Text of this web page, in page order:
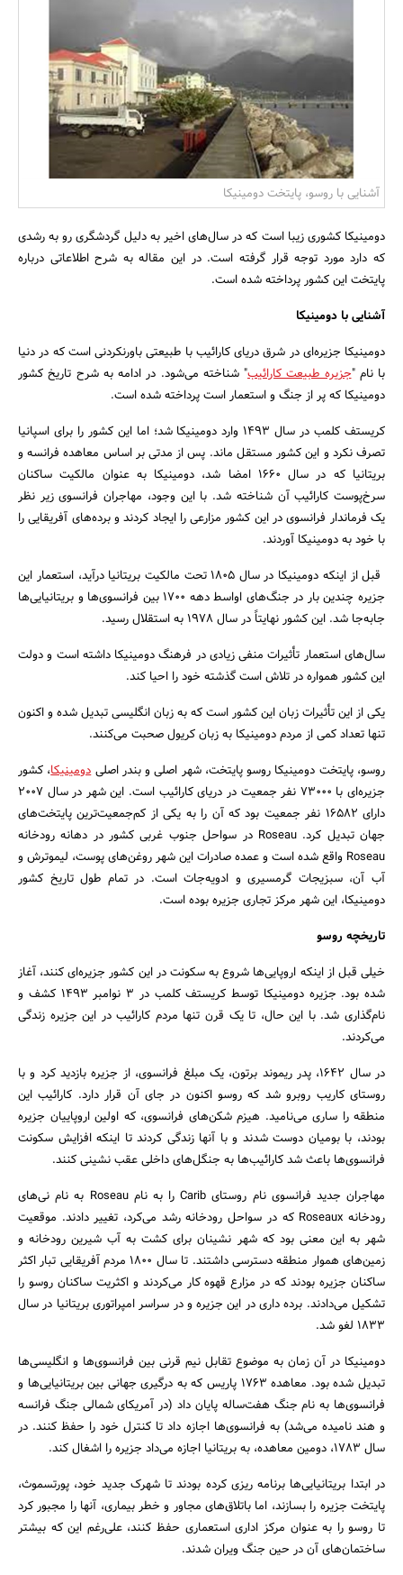
مسکن و ساختمان
جستجو
آشنایی با روسو، پایتخت دومینیکا
دومینیکا کشوری زیبا است که در سال‌های اخیر به دلیل گردشگری رو به رشدی
که دارد مورد توجه قرار گرفته است. در این مقاله به شرح اطلاعاتی درباره
پایتخت این کشور پرداخته شده است.
آشنایی با دومینیکا
دومینیکا جزیره‌ای در شرق دریای کارائیب با طبیعتی باورنکردنی است که در دنیا
با نام "جزیره طبیعت کارائیب" شناخته می‌شود. در ادامه به شرح تاریخ کشور
دومینیکا که پر از جنگ و استعمار است پرداخته شده است.
کریستف کلمب در سال 1493 وارد دومینیکا شد؛ اما این کشور را برای اسپانیا
تصرف نکرد و این کشور مستقل ماند. پس از مدتی بر اساس معاهده فرانسه و
بریتانیا که در سال 1660 امضا شد، دومینیکا به عنوان مالکیت ساکنان
سرخ‌پوست کارائیب آن شناخته شد. با این وجود، مهاجران فرانسوی زیر نظر
یک فرماندار فرانسوی در این کشور مزارعی را ایجاد کردند و برده‌های آفریقایی را
با خود به دومینیکا آوردند.
قبل از اینکه دومینیکا در سال 1805 تحت مالکیت بریتانیا درآید، استعمار این
جزیره چندین بار در جنگ‌های اواسط دهه 1700 بین فرانسوی‌ها و بریتانیایی‌ها
جابه‌جا شد. این کشور نهایتاً در سال 1978 به استقلال رسید.
سال‌های استعمار تأثیرات منفی زیادی در فرهنگ دومینیکا داشته است و دولت
این کشور همواره در تلاش است گذشته خود را احیا کند.
یکی از این تأثیرات زبان این کشور است که به زبان انگلیسی تبدیل شده و اکنون
تنها تعداد کمی از مردم دومینیکا به زبان کریول صحبت می‌کنند.
روسو، پایتخت دومینیکا روسو پایتخت، شهر اصلی و بندر اصلیدومینیکا، کشور
جزیره‌ای با 73000 نفر جمعیت در دریای کارائیب است. این شهر در سال 2007
دارای 16582 نفر جمعیت بود که آن را به یکی از کم‌جمعیت‌ترین پایتخت‌های
جهان تبدیل کرد. Roseau در سواحل جنوب غربی کشور در دهانه رودخانه
Roseau واقع شده است و عمده صادرات این شهر روغن‌های پوست، لیموترش و
آب آن، سبزیجات گرمسیری و ادویه‌جات است. در تمام طول تاریخ کشور
دومینیکا، این شهر مرکز تجاری جزیره بوده است.
تاریخچه روسو
خیلی قبل از اینکه اروپایی‌ها شروع به سکونت در این کشور جزیره‌ای کنند، آغاز
شده بود. جزیره دومینیکا توسط کریستف کلمب در 3 نوامبر 1493 کشف و
نام‌گذاری شد. با این حال، تا یک قرن تنها مردم کارائیب در این جزیره زندگی
می‌کردند.
در سال 1642، پدر ریموند برتون، یک مبلغ فرانسوی، از جزیره بازدید کرد و با
روستای کاریب روبرو شد که روسو اکنون در جای آن قرار دارد. کارائیب این
منطقه را ساری می‌نامید. هیزم شکن‌های فرانسوی، که اولین اروپاییان جزیره
بودند، با بومیان دوست شدند و با آنها زندگی کردند تا اینکه افزایش سکونت
فرانسوی‌ها باعث شد کارائیب‌ها به جنگل‌های داخلی عقب نشینی کنند.
مهاجران جدید فرانسوی نام روستای Carib را به نام Roseau به نام نی‌های
رودخانه Roseaux که در سواحل رودخانه رشد می‌کرد، تغییر دادند. موقعیت
شهر به این معنی بود که شهر نشینان برای کشت به آب شیرین رودخانه و
زمین‌های هموار منطقه دسترسی داشتند. تا سال 1800 مردم آفریقایی تبار اکثر
ساکنان جزیره بودند که در مزارع قهوه کار می‌کردند و اکثریت ساکنان روسو را
تشکیل می‌دادند. برده داری در این جزیره و در سراسر امپراتوری بریتانیا در سال
1833 لغو شد.
دومینیکا در آن زمان به موضوع تقابل نیم قرنی بین فرانسوی‌ها و انگلیسی‌ها
تبدیل شده بود. معاهده 1763 پاریس که به درگیری جهانی بین بریتانیایی‌ها و
فرانسوی‌ها به نام جنگ هفت‌ساله پایان داد (در آمریکای شمالی جنگ فرانسه
و هند نامیده می‌شد) به فرانسوی‌ها اجازه داد تا کنترل خود را حفظ کنند. در
سال 1783، دومین معاهده، به بریتانیا اجازه می‌داد جزیره را اشغال کند.
در ابتدا بریتانیایی‌ها برنامه ریزی کرده بودند تا شهرک جدید خود، پورتسموث،
پایتخت جزیره را بسازند، اما باتلاق‌های مجاور و خطر بیماری، آنها را مجبور کرد
تا روسو را به عنوان مرکز اداری استعماری حفظ کنند، علی‌رغم این که بیشتر
ساختمان‌های آن در حین جنگ ویران شدند.